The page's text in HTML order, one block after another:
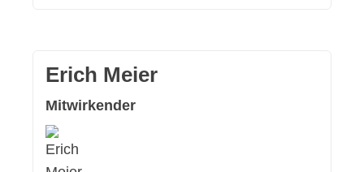
Erich Meier
Mitwirkender